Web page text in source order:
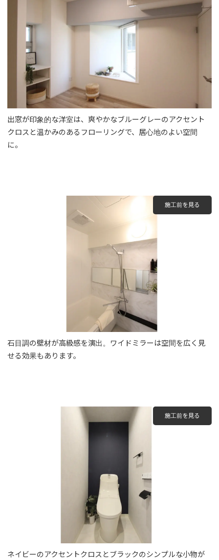
出窓が印象的な洋室は、爽やかなブルーグレーのアクセント
クロスと温かみのあるフローリングで、居心地のよい空間
に。
施工前を見る
石目調の壁材が高級感を演出。ワイドミラーは空間を広く見
せる効果もあります。
施工前を見る
ネイビーのアクセントクロスとブラックのシンプルな小物が